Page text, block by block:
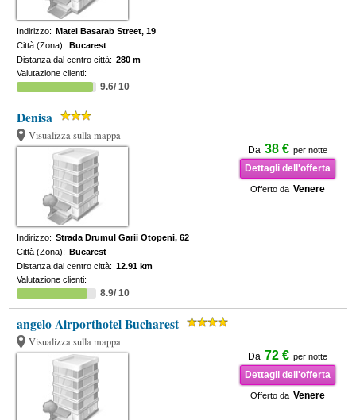
Indirizzo: Matei Basarab Street, 19
Città (Zona): Bucarest
Distanza dal centro città: 280 m
Valutazione clienti:
9.6/ 10
Denisa
Visualizza sulla mappa
Da 38 € per notte
Dettagli dell'offerta
Offerto da Venere
Indirizzo: Strada Drumul Garii Otopeni, 62
Città (Zona): Bucarest
Distanza dal centro città: 12.91 km
Valutazione clienti:
8.9/ 10
angelo Airporthotel Bucharest
Visualizza sulla mappa
Da 72 € per notte
Dettagli dell'offerta
Offerto da Venere